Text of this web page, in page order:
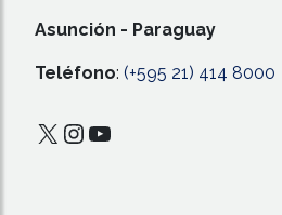
Asunción - Paraguay
Teléfono: (+595 21) 414 8000
X Instagram
YouTube